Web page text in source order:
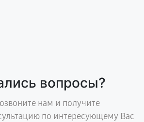
вопросы?
нам и получите
по интересующему Вас